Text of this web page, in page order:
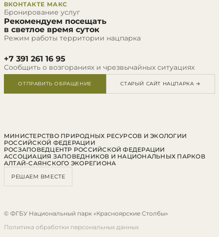
ВКОНТАКТЕ МАКС
Бронирование услуг
Рекомендуем посещать
в светлое время суток
Режим работы территории нацпарка
+7 391 261 16 95
Сообщить о возгораниях и чрезвычайных ситуациях
ОТПРАВИТЬ ОБРАЩЕНИЕ СТАРЫЙ САЙТ НАЦПАРКА →
МИНИСТЕРСТВО ПРИРОДНЫХ РЕСУРСОВ И ЭКОЛОГИИ
РОССИЙСКОЙ ФЕДЕРАЦИИ
РОСЗАПОВЕДЦЕНТР РОССИЙСКОЙ ФЕДЕРАЦИИ
АССОЦИАЦИЯ ЗАПОВЕДНИКОВ И НАЦИОНАЛЬНЫХ ПАРКОВ
АЛТАЙ-САЯНСКОГО ЭКОРЕГИОНА
РЕШАЕМ ВМЕСТЕ
© ФГБУ Национальный парк «Красноярские Столбы»
Политика обработки персональных данных